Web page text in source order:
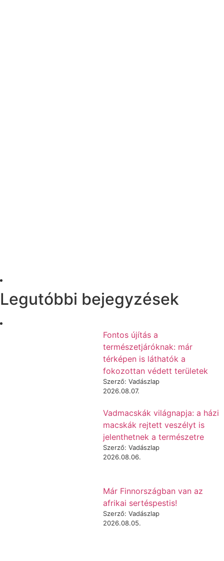
Legutóbbi bejegyzések
Fontos újítás a
természetjáróknak: már
térképen is láthatók a
fokozottan védett területek
Szerző: Vadászlap
2026.08.07.
Vadmacskák világnapja: a házi
macskák rejtett veszélyt is
jelenthetnek a természetre
Szerző: Vadászlap
2026.08.06.
Már Finnországban van az
afrikai sertéspestis!
Szerző: Vadászlap
2026.08.05.